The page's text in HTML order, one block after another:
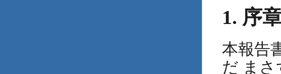
1. 序
本報告
だ ま